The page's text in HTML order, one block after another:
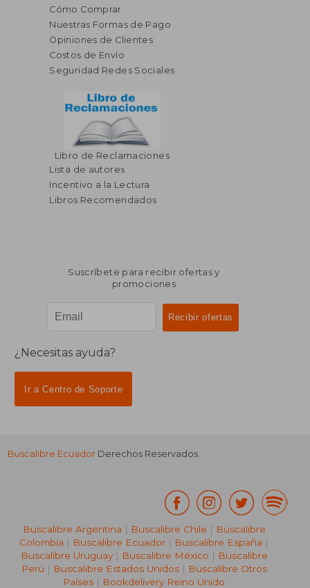
Cómo Comprar
Nuestras Formas de Pago
Opiniones de Clientes
Costos de Envío
Seguridad Redes Sociales
Libro de Reclamaciones
Lista de autores
Incentivo a la Lectura
Libros Recomendados
Suscríbete para recibir ofertas y
promociones
¿Necesitas ayuda?
Ir a Centro de Soporte
Buscalibre Ecuador Derechos Reservados.
Buscalibre Argentina | Buscalibre Chile | Buscalibre
Colombia | Buscalibre Ecuador | Buscalibre España |
Buscalibre Uruguay| Buscalibre México | Buscalibre
Perú | Buscalibre Estados Unidos| Buscalibre Otros
Países | Bookdelivery Reino Unido